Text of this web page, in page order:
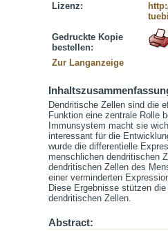
Lizenz:
Gedruckte Kopie
bestellen:
Zur Langanzeige
Dendritische Zellen sind die
Funktion eine zentrale Rolle
Immunsystem macht sie
interessant für die
wurde die differentielle
menschlichen dendritischen
dendritischen Zellen des
einer verminderten
Diese Ergebnisse stützen
dendritischen Zellen.
Abstract: